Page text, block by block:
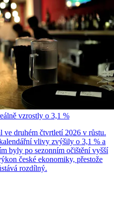
vzrostly o 3,1 %
ve druhém čtvrtletí 2026 v růstu.
vlivy zvýšily o 3,1 % a
byly po sezonním očištění vyšší
české ekonomiky, přestože
rozdílný.